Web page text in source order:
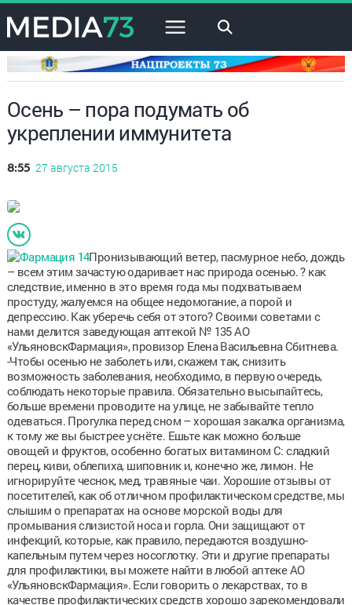
×
Осень – пора подумать об
укреплении иммунитета
8:55 27 августа 2015
Пронизывающий ветер, пасмурное небо, дождь
– всем этим зачастую одаривает нас природа осенью. ? как
следствие, именно в это время года мы подхватываем
простуду, жалуемся на общее недомогание, а порой и
депрессию. Как уберечь себя от этого? Своими советами с
нами делится заведующая аптекой № 135 АО
«УльяновскФармация», провизор Елена Васильевна Сбитнева.
-Чтобы осенью не заболеть или, скажем так, снизить
возможность заболевания, необходимо, в первую очередь,
соблюдать некоторые правила. Обязательно высыпайтесь,
больше времени проводите на улице, не забывайте тепло
одеваться. Прогулка перед сном – хорошая закалка организма,
к тому же вы быстрее уснёте. Ешьте как можно больше
овощей и фруктов, особенно богатых витамином С: сладкий
перец, киви, облепиха, шиповник и, конечно же, лимон. Не
игнорируйте чеснок, мед, травяные чаи. Хорошие отзывы от
посетителей, как об отличном профилактическом средстве, мы
слышим о препаратах на основе морской воды для
промывания слизистой носа и горла. Они защищают от
инфекций, которые, как правило, передаются воздушно-
капельным путем через носоглотку. Эти и другие препараты
для профилактики, вы можете найти в любой аптеке АО
«УльяновскФармация». Если говорить о лекарствах, то в
качестве профилактических средств хорошо зарекомендовали